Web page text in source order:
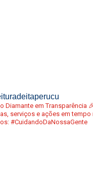
Diamante em Transparência
serviços e ações em tempo
#CuidandoDaNossaGente